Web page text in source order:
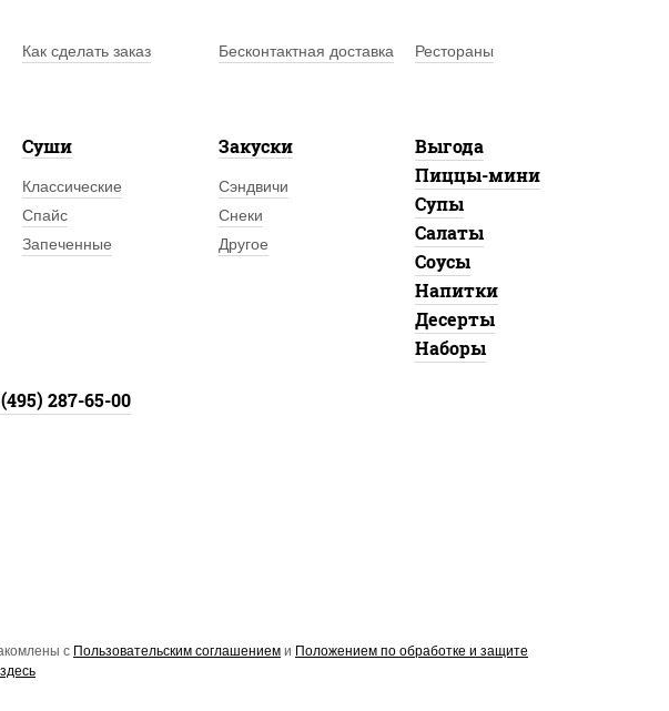
Как сделать заказ Бесконтактная доставка
Рестораны
Суши
Классические
Спайс
Запеченные
Закуски
Сэндвичи
Снеки
Другое
Выгода
Пиццы-мини
Супы
Салаты
Соусы
Напитки
Десерты
Наборы
287-65-00
с Пользовательским соглашением и Положением по обработке и защите